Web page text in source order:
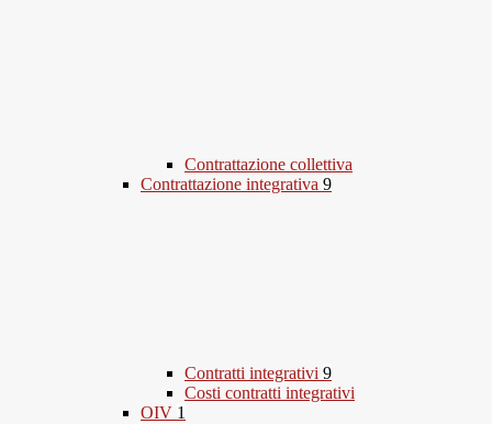
Contrattazione collettiva
Contrattazione integrativa 9
Contratti integrativi 9
Costi contratti integrativi
OIV 1